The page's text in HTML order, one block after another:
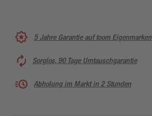
5 Jahre Garantie auf toom Eigenmarken
Sorglos, 90 Tage Umtauschgarantie
Abholung im Markt in 2 Stunden